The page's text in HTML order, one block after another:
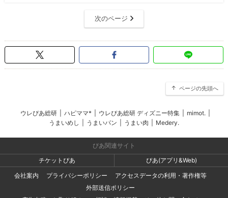
次のページ
ページの先頭へ
ウレぴあ総研 ハピママ* ウレぴあ総研 ディズニー特集 mimot.
うまいめし
うまいパン うまい肉 Medery.
ぴあ関連サイト
チケットぴあ
ぴあ(アプリ&Web)
会社案内
プライバシーポリシー
アクセスデータの利用・著作権等
外部送信ポリシー